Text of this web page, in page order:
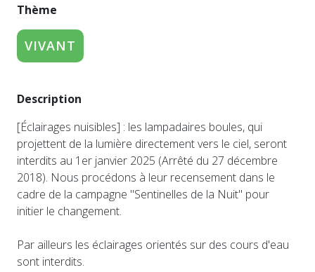
Thème
VIVANT
Description
[Éclairages nuisibles] : les lampadaires boules, qui
projettent de la lumière directement vers le ciel, seront
interdits au 1er janvier 2025 (Arrêté du 27 décembre
2018). Nous procédons à leur recensement dans le
cadre de la campagne "Sentinelles de la Nuit" pour
initier le changement.
Par ailleurs les éclairages orientés sur des cours d'eau
sont interdits.